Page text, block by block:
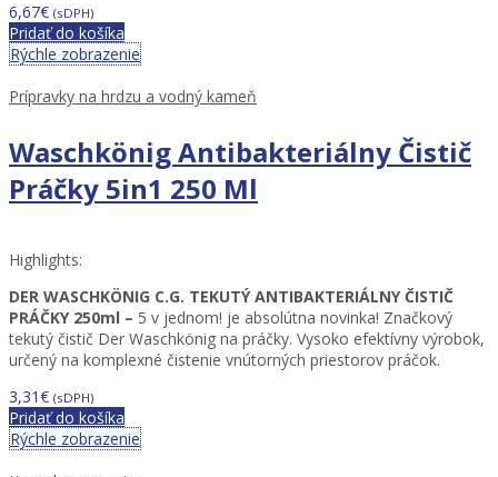
6,67€ (sDPH)
Pridať do košíka
Rýchle zobrazenie
Prípravky na hrdzu a vodný kameň
Waschkönig Antibakteriálny Čistič
Práčky 5in1 250 Ml
Highlights:
DER WASCHKÖNIG C.G. TEKUTÝ ANTIBAKTERIÁLNY ČISTIČ
PRÁČKY 250ml – 5 v jednom! je absolútna novinka! Značkový
tekutý čistič Der Waschkönig na práčky. Vysoko efektívny výrobok,
určený na komplexné čistenie vnútorných priestorov práčok.
3,31€ (sDPH)
Pridať do košíka
Rýchle zobrazenie